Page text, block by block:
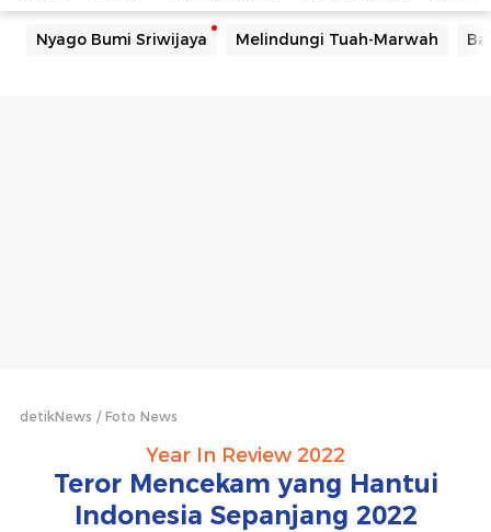
Nyago Bumi Sriwijaya Melindungi Tuah-Marwah
detikNews Foto News
Year In Review 2022
Teror Mencekam yang Hantui
Indonesia Sepanjang 2022